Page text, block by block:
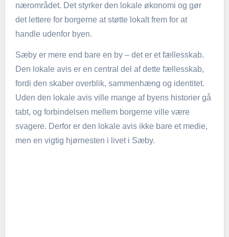
nærområdet. Det styrker den lokale økonomi og gør
det lettere for borgerne at støtte lokalt frem for at
handle udenfor byen.
Sæby er mere end bare en by – det er et fællesskab.
Den lokale avis er en central del af dette fællesskab,
fordi den skaber overblik, sammenhæng og identitet.
Uden den lokale avis ville mange af byens historier gå
tabt, og forbindelsen mellem borgerne ville være
svagere. Derfor er den lokale avis ikke bare et medie,
men en vigtig hjørnesten i livet i Sæby.